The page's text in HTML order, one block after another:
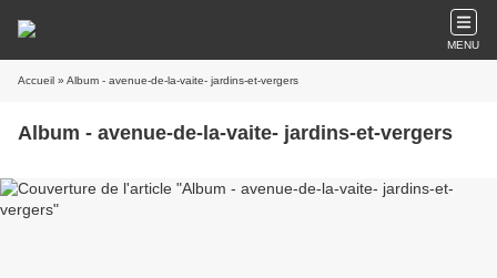
MENU
Accueil » Album - avenue-de-la-vaite- jardins-et-vergers
Album - avenue-de-la-vaite- jardins-et-vergers